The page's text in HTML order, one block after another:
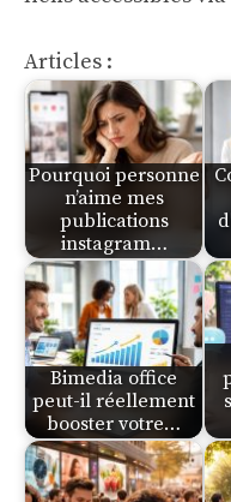
Articles :
Pourquoi personne
n’aime mes
publications
instagram…
Bimedia office
peut-il réellement
booster votre…